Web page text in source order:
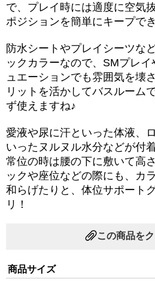
で、プレイ時には適度に空気
ポジションを簡単にキープで
防水シートやプレイシーツな
ックカラーなので、SMプレ
ュエーションでも雰囲気を壊
リットを活かしてバスルーム
ず使えますね♪
愛液や尿に汗といった体液、
いったヌルヌル水分などが付
常位の時は腰の下に敷いて高
ックや座位などの際にも、カ
和らげたりと、体位サポート
リ！
この商品を
商品サイズ